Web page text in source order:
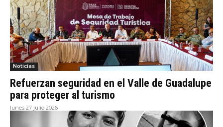
Noticias
Refuerzan seguridad en el Valle de Guadalupe
para proteger al turismo
lunes 27 julio 2026